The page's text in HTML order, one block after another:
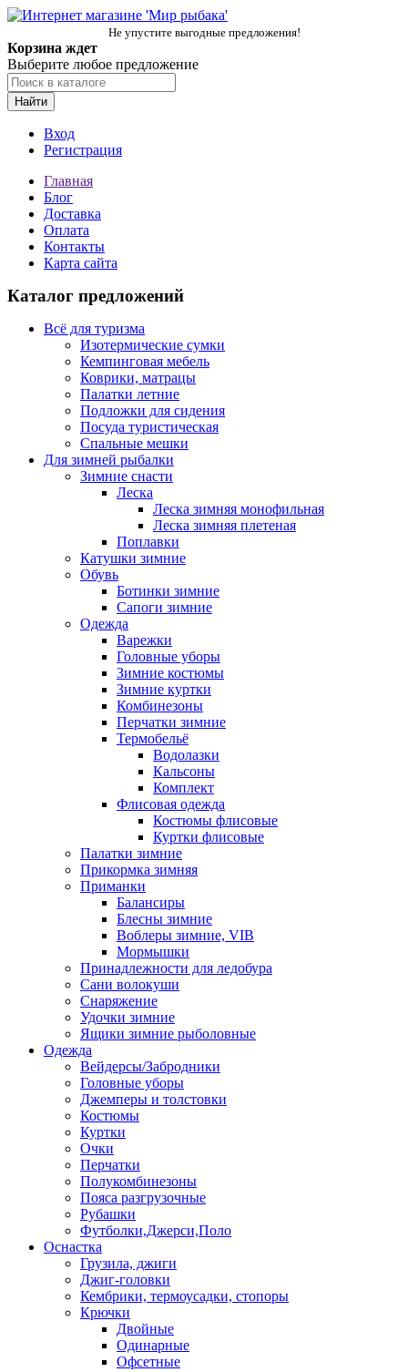
Не упустите выгодные предложения!
Корзина ждет
Выберите любое предложение
Найти
Вход
Регистрация
Главная
Блог
Доставка
Оплата
Контакты
Карта сайта
Каталог предложений
Всё для туризма
Изотермические сумки
Кемпинговая мебель
Коврики, матрацы
Палатки летние
Подложки для сидения
Посуда туристическая
Спальные мешки
Для зимней рыбалки
Зимние снасти
Леска
Леска зимняя монофильная
Леска зимняя плетеная
Поплавки
Катушки зимние
Обувь
Ботинки зимние
Сапоги зимние
Одежда
Варежки
Головные уборы
Зимние костюмы
Зимние куртки
Комбинезоны
Перчатки зимние
Термобельё
Водолазки
Кальсоны
Комплект
Флисовая одежда
Костюмы флисовые
Куртки флисовые
Палатки зимние
Прикормка зимняя
Приманки
Балансиры
Блесны зимние
Воблеры зимние, VIB
Мормышки
Принадлежности для ледобура
Сани волокуши
Снаряжение
Удочки зимние
Ящики зимние рыболовные
Одежда
Вейдерсы/Забродники
Головные уборы
Джемперы и толстовки
Костюмы
Куртки
Очки
Перчатки
Полукомбинезоны
Пояса разгрузочные
Рубашки
Футболки,Джерси,Поло
Оснастка
Грузила, джиги
Джиг-головки
Кембрики, термоусадки, стопоры
Крючки
Двойные
Одинарные
Офсетные